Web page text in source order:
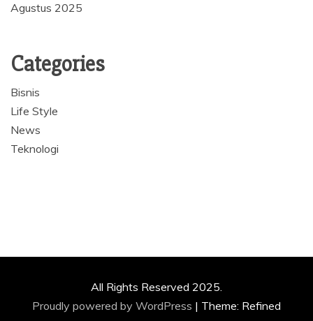
Agustus 2025
Categories
Bisnis
Life Style
News
Teknologi
All Rights Reserved 2025.
Proudly powered by WordPress | Theme: Refined